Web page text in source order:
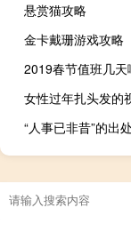
悬赏猫攻略
金卡戴珊游戏攻略
2019春节值班几天
女性过年扎头发的
“人事已非昔”的出